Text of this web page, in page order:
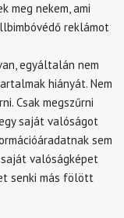
meg nekem, ami
reklámot
egyáltalán nem
hiányát. Nem
Csak megszűrni
saját valóságot
sem
valóságképet
senki más fölött